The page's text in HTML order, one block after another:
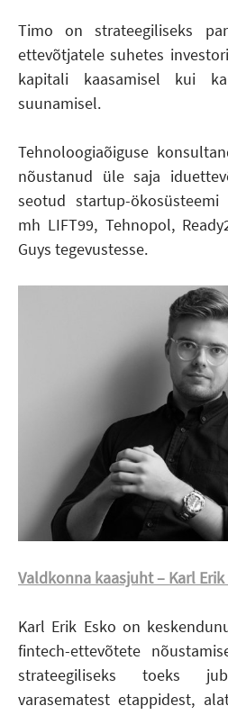
Timo on strateegiliseks
ettevõtjatele suhetes
kapitali kaasamisel kui
suunamisel.
Tehnoloogiaõiguse
nõustanud üle saja
seotud startup-ökosüsteemi
mh LIFT99, Tehnopol,
Guys tegevustesse.
Valdkonna kaasjuht – Karl Erik
Karl Erik Esko on
fintech-ettevõtete
strateegiliseks toeks
varasematest etappidest,